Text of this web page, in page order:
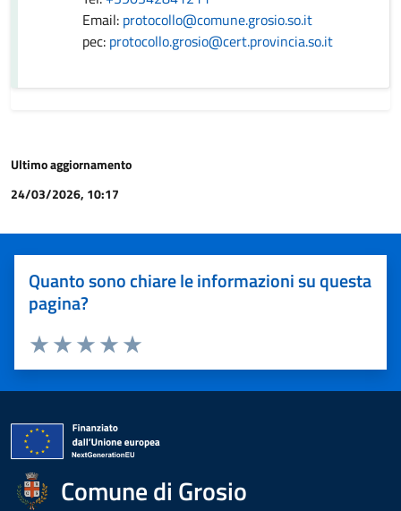
Email: protocollo@comune.grosio.so.it
pec: protocollo.grosio@cert.provincia.so.it
Ultimo aggiornamento
24/03/2026, 10:17
Quanto sono chiare le informazioni su questa
pagina?
Valuta 5 stelle su 5
Valuta 4 stelle su 5
Valuta 3 stelle su 5
Valuta 2 stelle su 5
Valuta 1 stelle su 5
Comune di Grosio